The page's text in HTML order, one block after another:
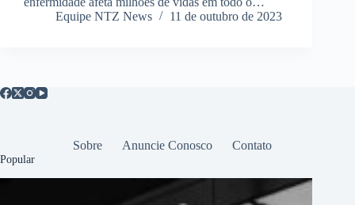
Equipe NTZ News
11 de outubro de 2023
Sobre Anuncie Conosco Contato
Popular